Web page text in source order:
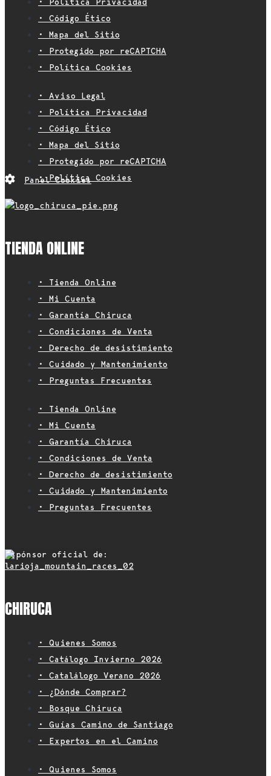
• Código Ético
• Mapa del Sitio
• Protegido por reCAPTCHA
• Política Cookies
• Aviso Legal
• Política Privacidad
• Código Ético
• Mapa del Sitio
• Protegido por reCAPTCHA
• Política Cookies
Panel Cookies
TIENDA ONLINE
• Tienda Online
• Mi Cuenta
• Garantía Chiruca
• Condiciones de Venta
• Derecho de desistimiento
• Cuidado y Mantenimiento
• Preguntas Frecuentes
• Tienda Online
• Mi Cuenta
• Garantía Chiruca
• Condiciones de Venta
• Derecho de desistimiento
• Cuidado y Mantenimiento
• Preguntas Frecuentes
Espónsor oficial de:
CHIRUCA
• Quienes Somos
• Catálogo Invierno 2026
• Catalálogo Verano 2026
• ¿Dónde Comprar?
• Bosque Chiruca
• Guías Camino de Santiago
• Expertos en el Camino
• Quienes Somos